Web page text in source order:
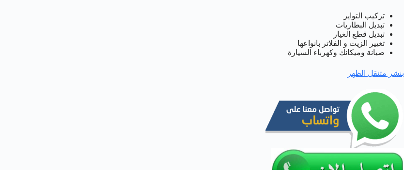
تركيب التواير
تبديل البطاريات
تبديل قطع الغيار
تغيير الزيت و الفلاتر بانواعها
صيانة وميكانك وكهرباء السيارة
بنشر متنقل الظهر